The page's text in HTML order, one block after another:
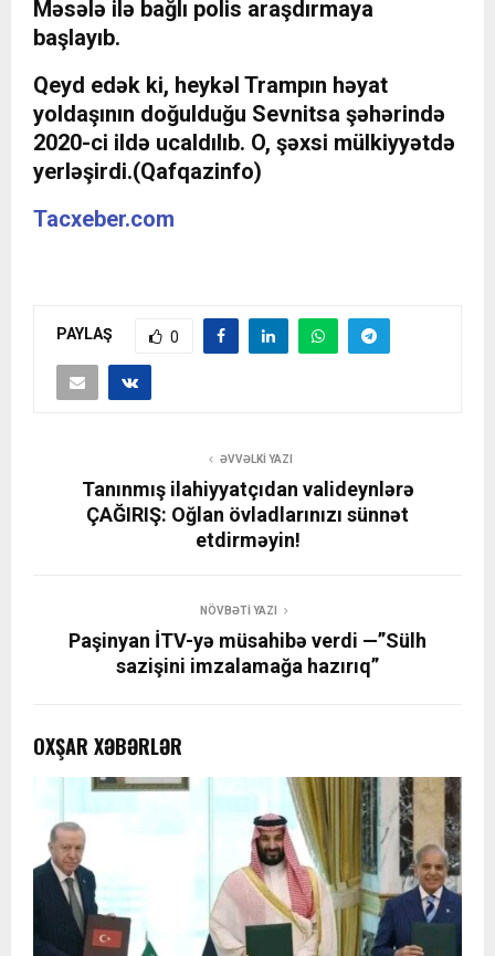
Məsələ ilə bağlı polis araşdırmaya
başlayıb.
Qeyd edək ki, heykəl Trampın həyat
yoldaşının doğulduğu Sevnitsa şəhərində
2020-ci ildə ucaldılıb. O, şəxsi mülkiyyətdə
yerləşirdi.(Qafqazinfo)
Tacxeber.com
PAYLAŞ 0
ƏVVƏLKI YAZI
Tanınmış ilahiyyatçıdan valideynlərə
ÇAĞIRIŞ: Oğlan övladlarınızı sünnət
etdirməyin!
NÖVBƏTI YAZI
Paşinyan İTV-yə müsahibə verdi —”Sülh
sazişini imzalamağa hazırıq”
OXŞAR XƏBƏRLƏR